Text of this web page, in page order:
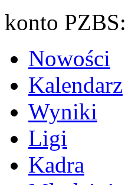
konto PZBS:
Nowości
Kalendarz
Wyniki
Ligi
Kadra